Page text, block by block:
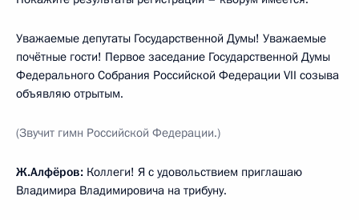
Уважаемые депутаты Государственной Думы! Уважаемые
почётные гости! Первое заседание Государственной Думы
Федерального Собрания Российской Федерации VII созыва
объявляю отрытым.
(Звучит гимн Российской Федерации.)
Ж.Алфёров: Коллеги! Я с удовольствием приглашаю
Владимира Владимировича на трибуну.